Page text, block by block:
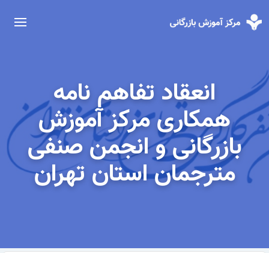
انعقاد تفاهم نامه
همکاری مرکز آموزش
بازرگانی و انجمن صنفی
مترجمان استان تهران